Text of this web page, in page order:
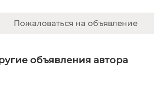
Пожаловаться на объявление
объявления автора